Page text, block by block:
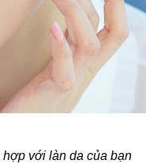
hợp với làn da của bạn